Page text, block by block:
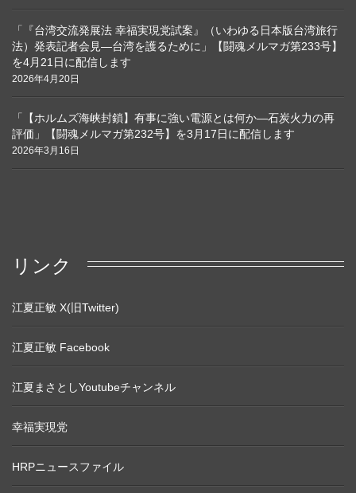
「『台湾交流発展法 幸福実現党試案』（いわゆる日本版台湾旅行
法）発表記者会見―台湾を護るために」【闘魂メルマガ第233号】
を4月21日に配信します
2026年4月20日
「【ホルムズ海峡封鎖】有事に強い電源とは何か―石炭火力の再
評価」【闘魂メルマガ第232号】を3月17日に配信します
2026年3月16日
リンク
江夏正敏 X(旧Twitter)
江夏正敏 Facebook
江夏まさとしYoutubeチャンネル
幸福実現党
HRPニュースファイル